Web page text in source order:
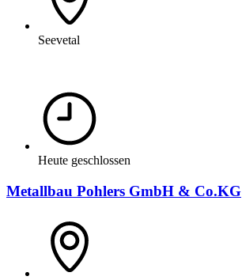
Seevetal
Heute geschlossen
Metallbau Pohlers GmbH & Co.KG